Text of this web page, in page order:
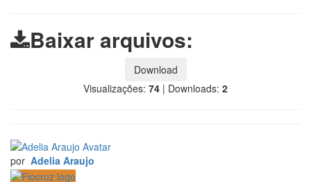
Baixar arquivos:
Download
Visualizações: 74 | Downloads: 2
por Adelia Araujo